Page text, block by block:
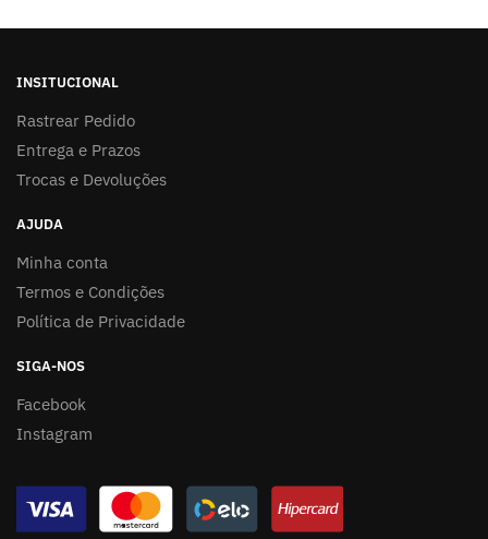
INSITUCIONAL
Rastrear Pedido
Entrega e Prazos
Trocas e Devoluções
AJUDA
Minha conta
Termos e Condições
Política de Privacidade
SIGA-NOS
Facebook
Instagram